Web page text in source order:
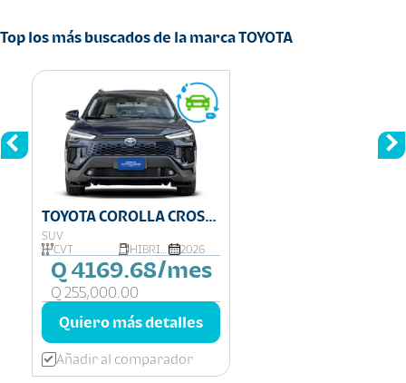
Top los más buscados de la marca TOYOTA
TOYOTA COROLLA CROSS
HYBRID
SUV
CVT
2026
Q 4169.68/mes
Q 255,000.00
Quiero más detalles
Añadir al comparador